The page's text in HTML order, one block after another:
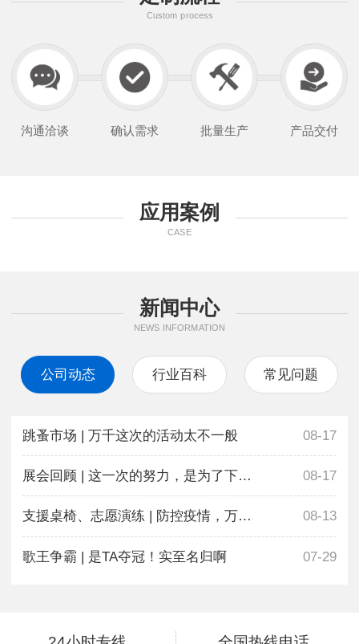
Custom process
沟通洽谈 确认需求 批量生产 产品交付
应用案例
CASE
新闻中心
NEWS INFORMATION
公司动态 行业百科 常见问题
跳蚤市场 | 万千这次的活动太不一般 08-17
展会回顾 | 这一次的努力，是为了下一次更好地相遇 08-17
支援桌椅、志愿演练 | 防控疫情，万千在行动 08-13
歌王争霸 | 是TA夺冠！实至名归啊 07-29